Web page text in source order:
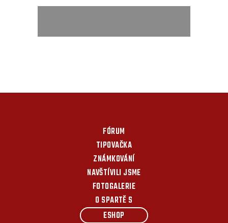
FÓRUM
TIPOVAČKA
ZNÁMKOVÁNÍ
NAVŠTÍVILI JSME
FOTOGALERIE
O SPARTĚ S
ESHOP